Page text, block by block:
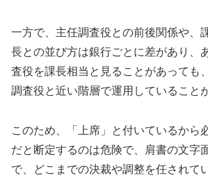
一方で、主任調査役との前後関係や、
長との並び方は銀行ごとに差があり、
査役を課長相当と見ることがあっても
調査役と近い階層で運用していること
このため、「上席」と付いているから
だと断定するのは危険で、肩書の文字
で、どこまでの決裁や調整を任されて